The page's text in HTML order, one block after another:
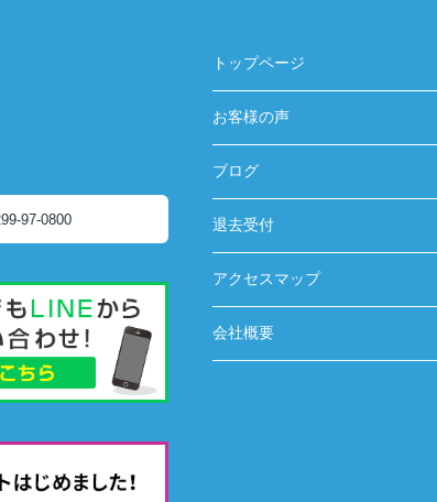
97-0800
トップページ
お客様の声
ブログ
退去受付
アクセスマップ
会社概要